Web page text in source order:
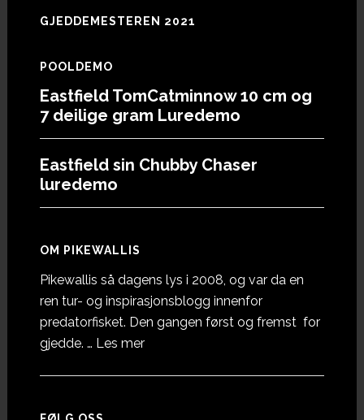
GJEDDEMESTEREN 2021
POOLDEMO
Eastfield TomCatminnow 10 cm og
7 deilige gram Luredemo
Eastfield sin Chubby Chaser
luredemo
OM PIKEWALLIS
Pikewallis så dagens lys i 2008, og var da en
ren tur- og inspirasjonsblogg innenfor
predatorfisket. Den gangen først og fremst for
gjedde. … Les meromOm